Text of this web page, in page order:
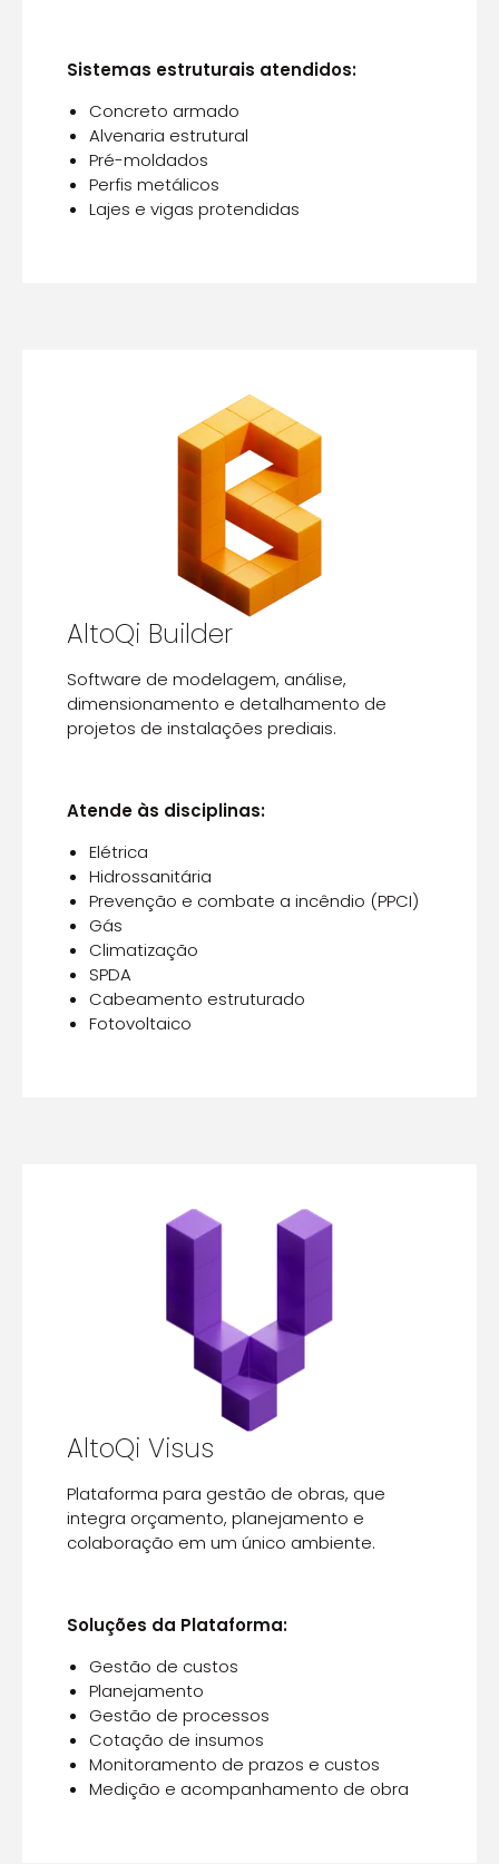
Sistemas estruturais atendidos:
Concreto armado
Alvenaria estrutural
Pré-moldados
Perfis metálicos
Lajes e vigas protendidas
AltoQi Builder
Software de modelagem, análise,
dimensionamento e detalhamento de
projetos de instalações prediais.
Atende às disciplinas:
Elétrica
Hidrossanitária
Prevenção e combate a incêndio (PPCI)
Gás
Climatização
SPDA
Cabeamento estruturado
Fotovoltaico
AltoQi Visus
Plataforma para gestão de obras, que
integra orçamento, planejamento e
colaboração em um único ambiente.
Soluções da Plataforma:
Gestão de custos
Planejamento
Gestão de processos
Cotação de insumos
Monitoramento de prazos e custos
Medição e acompanhamento de obra